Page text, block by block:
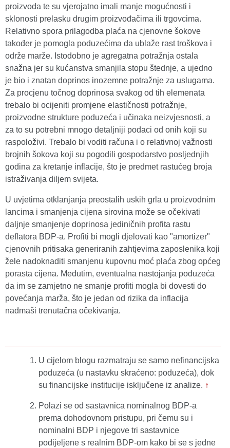
proizvoda te su vjerojatno imali manje mogućnosti i
sklonosti prelasku drugim proizvođačima ili trgovcima.
Relativno spora prilagodba plaća na cjenovne šokove
također je pomogla poduzećima da ublaže rast troškova i
održe marže. Istodobno je agregatna potražnja ostala
snažna jer su kućanstva smanjila stopu štednje, a ujedno
je bio i znatan doprinos inozemne potražnje za uslugama.
Za procjenu točnog doprinosa svakog od tih elemenata
trebalo bi ocijeniti promjene elastičnosti potražnje,
proizvodne strukture poduzeća i učinaka neizvjesnosti, a
za to su potrebni mnogo detaljniji podaci od onih koji su
raspoloživi. Trebalo bi voditi računa i o relativnoj važnosti
brojnih šokova koji su pogodili gospodarstvo posljednjih
godina za kretanje inflacije, što je predmet rastućeg broja
istraživanja diljem svijeta.
U uvjetima otklanjanja preostalih uskih grla u proizvodnim
lancima i smanjenja cijena sirovina može se očekivati
daljnje smanjenje doprinosa jediničnih profita rastu
deflatora BDP-a. Profiti bi mogli djelovati kao "amortizer"
cjenovnih pritisaka generiranih zahtjevima zaposlenika koji
žele nadoknaditi smanjenu kupovnu moć plaća zbog općeg
porasta cijena. Međutim, eventualna nastojanja poduzeća
da im se zamjetno ne smanje profiti mogla bi dovesti do
povećanja marža, što je jedan od rizika da inflacija
nadmaši trenutačna očekivanja.
U cijelom blogu razmatraju se samo nefinancijska
poduzeća (u nastavku skraćeno: poduzeća), dok
su financijske institucije isključene iz analize. ↑
Polazi se od sastavnica nominalnog BDP-a
prema dohodovnom pristupu, pri čemu su i
nominalni BDP i njegove tri sastavnice
podijeljene s realnim BDP-om kako bi se s jedne